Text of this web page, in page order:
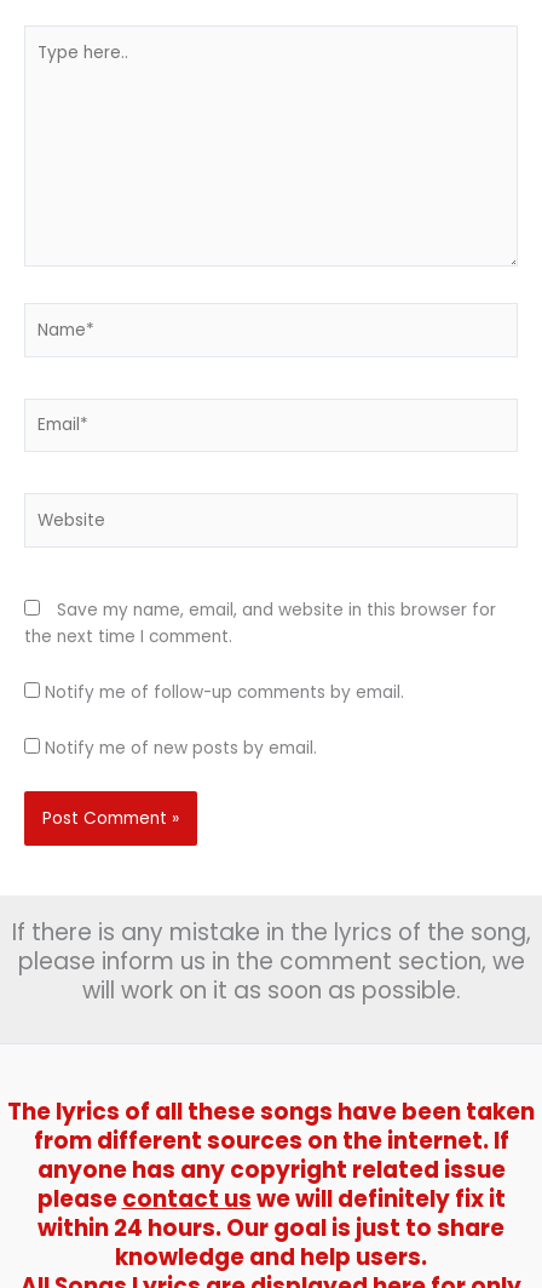
here..
Save my name, email, and website in this browser for
the next time I comment.
Notify me of follow-up comments by email.
Notify me of new posts by email.
If there is any mistake in the lyrics of the song,
please inform us in the comment section, we
will work on it as soon as possible.
The lyrics of all these songs have been taken
from different sources on the internet. If
anyone has any copyright related issue
pleasecontact uswe will definitely fix it
within 24 hours. Our goal is just to share
knowledge and help users.